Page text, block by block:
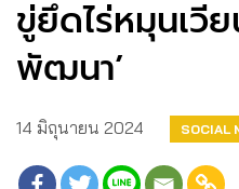
ขู่ยึดไร่หมุนเวี
พัฒนา’
14 มิถุนายน 2024 SOCIAL